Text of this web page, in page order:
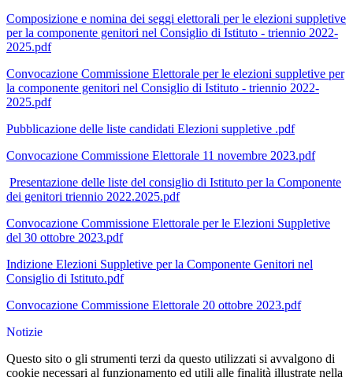
Composizione e nomina dei seggi elettorali per le elezioni suppletive
per la componente genitori nel Consiglio di Istituto - triennio 2022-
2025.pdf
Convocazione Commissione Elettorale per le elezioni suppletive per
la componente genitori nel Consiglio di Istituto - triennio 2022-
2025.pdf
Pubblicazione delle liste candidati Elezioni suppletive .pdf
Convocazione Commissione Elettorale 11 novembre 2023.pdf
Presentazione delle liste del consiglio di Istituto per la Componente
dei genitori triennio 2022.2025.pdf
Convocazione Commissione Elettorale per le Elezioni Suppletive
del 30 ottobre 2023.pdf
Indizione Elezioni Suppletive per la Componente Genitori nel
Consiglio di Istituto.pdf
Convocazione Commissione Elettorale 20 ottobre 2023.pdf
Notizie
Questo sito o gli strumenti terzi da questo utilizzati si avvalgono di
cookie necessari al funzionamento ed utili alle finalità illustrate nella